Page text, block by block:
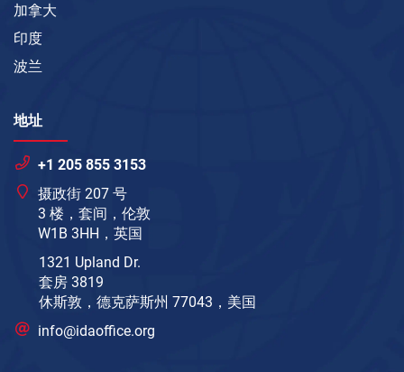
加拿大
印度
波兰
地址
+1 205 855 3153
摄政街 207 号
3 楼，套间，伦敦
W1B 3HH，英国
1321 Upland Dr.
套房 3819
休斯敦，德克萨斯州 77043，美国
info@idaoffice.org